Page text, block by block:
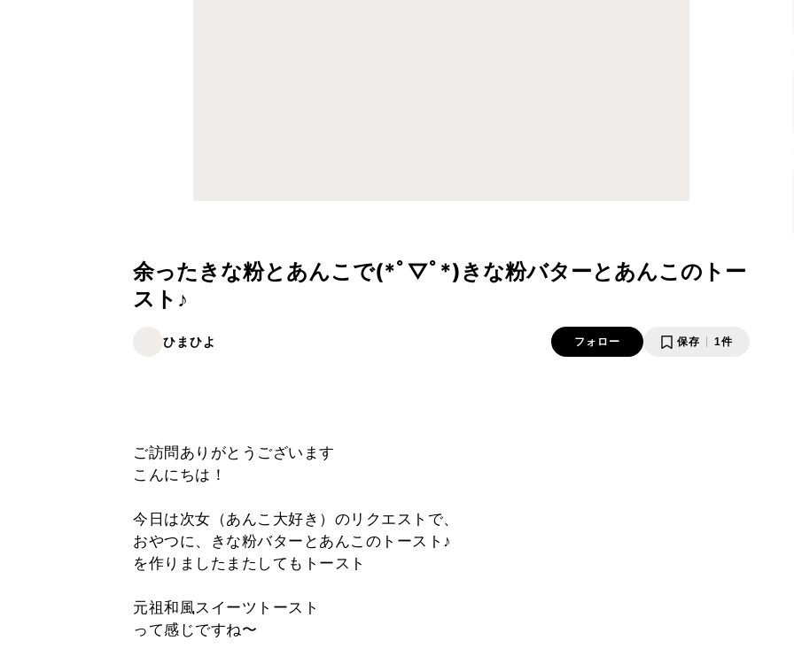
余ったきな粉とあんこで(*ﾟ▽ﾟ*)きな粉バターとあんこのトー
スト♪
ひまひよ フォロー 保存 1件
ご訪問ありがとうございます
こんにちは！
今日は次女（あんこ大好き）のリクエストで、
おやつに、きな粉バターとあんこのトースト♪
を作りましたまたしてもトースト
元祖和風スイーツトースト
って感じですね〜